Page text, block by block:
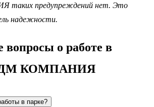
таких предупреждений нет. Это
надежности.
вопросы о работе в
ДМ КОМПАНИЯ
в парке?